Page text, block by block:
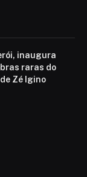
inaugura
raras do
Zé Igino